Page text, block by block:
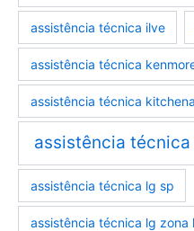
assistência técnica ilve
assistência técnica
assistência técnica
assistência técnica
assistência técnica lg sp
assistência técnica lg zona